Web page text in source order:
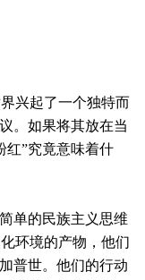
兴起了一个独特而
。如果将其放在当
红”究竟意味着什
单的民族主义思维
环境的产物，他们
普世。他们的行动